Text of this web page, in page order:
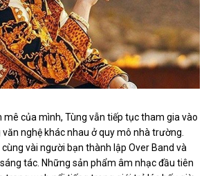
mê của mình, Tùng vẫn tiếp tục tham gia vào
nghệ khác nhau ở quy mô nhà trường.
vài người bạn thành lập Over Band và
tác. Những sản phẩm âm nhạc đầu tiên